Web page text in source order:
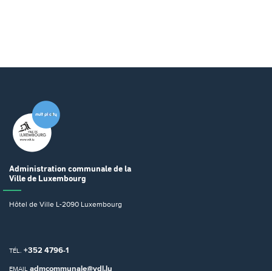
Administration communale de la
Ville de Luxembourg
Hôtel de Ville L-2090 Luxembourg
TÉL. +352 4796-1
EMAIL admcommunale@vdl.lu